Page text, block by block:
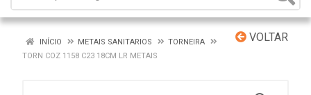
VOLTAR
INÍCIO METAIS SANITARIOS
TORNEIRA
TORN COZ 1158 C23 18CM LR METAIS